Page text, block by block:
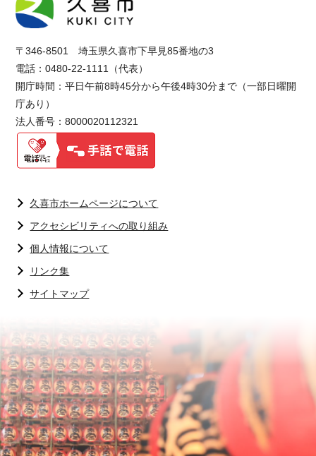
〒346-8501 埼玉県久喜市下早見85番地の3
電話：0480-22-1111（代表）
開庁時間：平日午前8時45分から午後4時30分まで（一部日曜開
庁あり）
法人番号：8000020112321
久喜市ホームページについて
アクセシビリティへの取り組み
個人情報について
リンク集
サイトマップ